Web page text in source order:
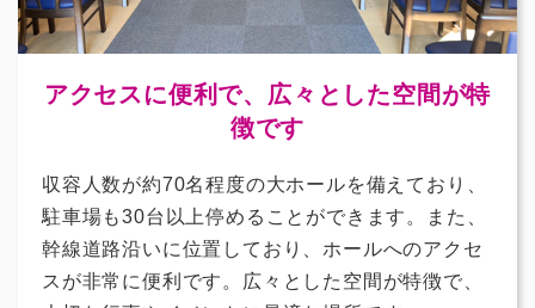
アクセスに便利で、広々とした空間が特
徴です
収容人数が約70名程度の大ホールを備えており、
駐車場も30台以上停めることができます。また、
幹線道路沿いに位置しており、ホールへのアクセ
スが非常に便利です。広々とした空間が特徴で、